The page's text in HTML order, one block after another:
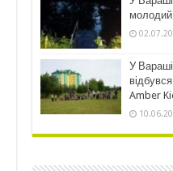
молодий
У
Amber